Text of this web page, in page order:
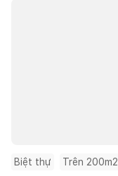
Biệt thự Trên 200m2